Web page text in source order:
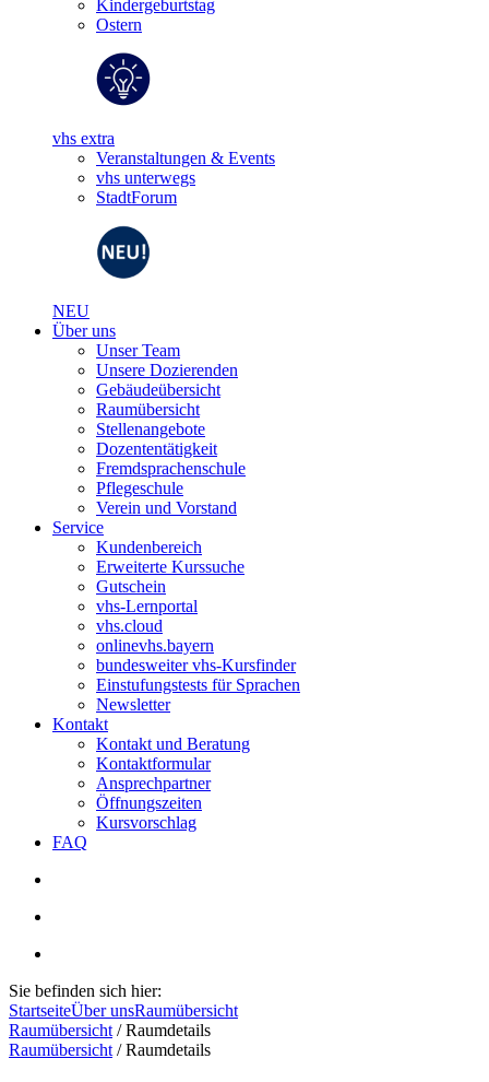
Kindergeburtstag
Ostern
vhs extra
Veranstaltungen & Events
vhs unterwegs
StadtForum
NEU
Über uns
Unser Team
Unsere Dozierenden
Gebäudeübersicht
Raumübersicht
Stellenangebote
Dozententätigkeit
Fremdsprachenschule
Pflegeschule
Verein und Vorstand
Service
Kundenbereich
Erweiterte Kurssuche
Gutschein
vhs-Lernportal
vhs.cloud
onlinevhs.bayern
bundesweiter vhs-Kursfinder
Einstufungstests für Sprachen
Newsletter
Kontakt
Kontakt und Beratung
Kontaktformular
Ansprechpartner
Öffnungszeiten
Kursvorschlag
FAQ
Sie befinden sich hier:
StartseiteÜber unsRaumübersicht
Raumübersicht /Raumdetails
Raumübersicht /Raumdetails